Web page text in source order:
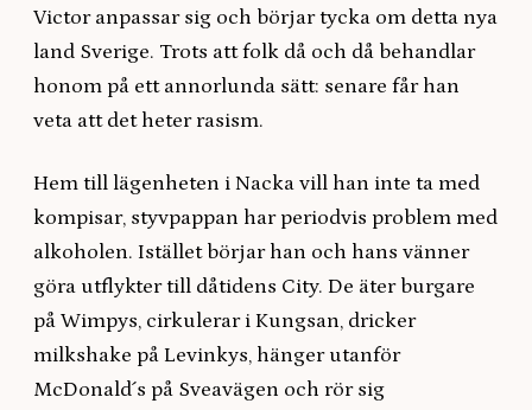
Victor anpassar sig och börjar tycka om detta nya
land Sverige. Trots att folk då och då behandlar
honom på ett annorlunda sätt: senare får han
veta att det heter rasism.
Hem till lägenheten i Nacka vill han inte ta med
kompisar, styvpappan har periodvis problem med
alkoholen. Istället börjar han och hans vänner
göra utflykter till dåtidens City. De äter burgare
på Wimpys, cirkulerar i Kungsan, dricker
milkshake på Levinkys, hänger utanför
McDonald´s på Sveavägen och rör sig